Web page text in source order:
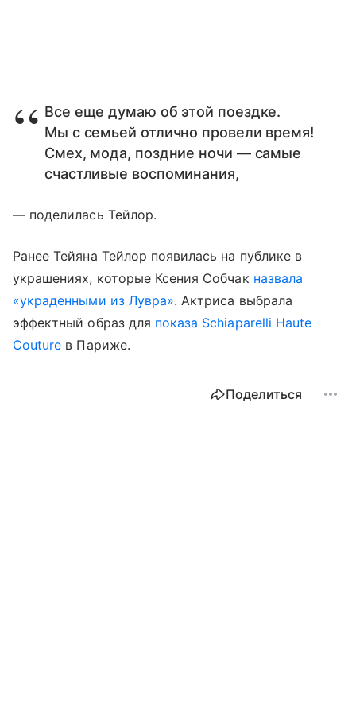
Все еще думаю об этой поездке.
Мы с семьей отлично провели время!
Смех, мода, поздние ночи — самые
счастливые воспоминания,
— поделилась Тейлор.
Ранее Тейяна Тейлор появилась на публике в
украшениях, которые Ксения Собчак назвала
«украденными из Лувра». Актриса выбрала
эффектный образ для показа Schiaparelli Haute
Couture в Париже.
Поделиться